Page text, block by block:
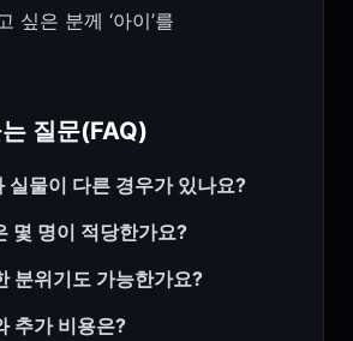
싶은 분께 ‘아이’를
질문(FAQ)
실물이 다른 경우가 있나요?
몇 명이 적당한가요?
분위기도 가능한가요?
추가 비용은?